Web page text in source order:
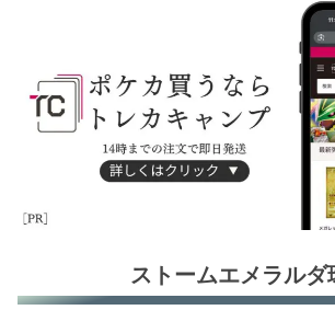
ストームエメラルダ